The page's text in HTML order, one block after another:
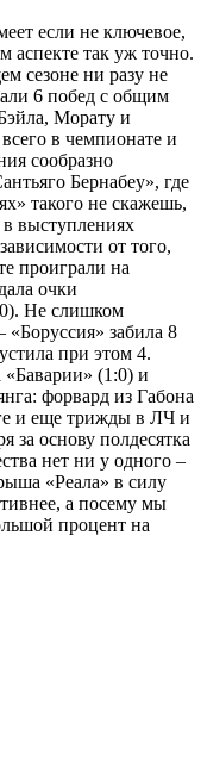
если не ключевое,
аспекте так уж точно.
сезоне ни разу не
6 побед с общим
Морату и
в чемпионате и
сообразно
Бернабеу», где
такого не скажешь,
в выступлениях
от того,
проиграли на
очки
Не слишком
«Боруссия» забила 8
при этом 4.
(1:0) и
форвард из Габона
и еще трижды в ЛЧ и
за основу полдесятка
нет ни у одного –
«Реала» в силу
а посему мы
процент на